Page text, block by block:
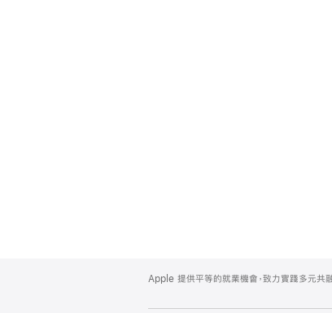
Footer
Apple 提供平等的就業機會，致力實踐多元共